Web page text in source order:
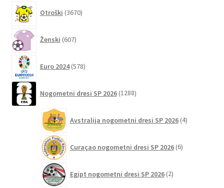
Otroški 3670izdelkov
Ženski 607izdelkov
Euro 2024 578izdelkov
Nogometni dresi SP 2026 1288izdelkov
Avstralija nogometni dresi SP 2026 4izdelki
Curaçao nogometni dresi SP 2026 6izdelkov
Egipt nogometni dresi SP 2026 2izdelka